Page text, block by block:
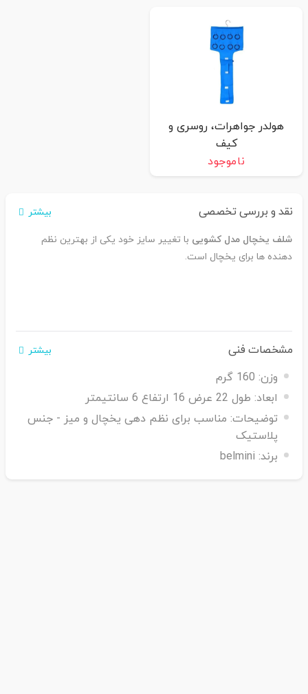
هولدر جواهرات، روسری و
کیف
ناموجود
نقد و بررسی تخصصی بیشتر
شلف یخچال مدل کشوییبا تغییر سایز خود یکی از بهترین نظم
دهنده ها برای یخچال است.
مشخصات فنی بیشتر
وزن: 160 گرم
ابعاد: طول 22 عرض 16 ارتفاع 6 سانتیمتر
توضیحات: مناسب برای نظم دهی یخچال و میز - جنس
پلاستیک
برند: belmini